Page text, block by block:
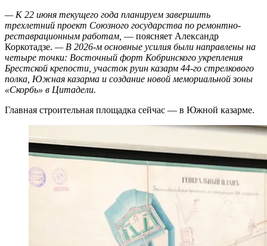
— К 22 июня текущего года планируем завершить
трехлетний проект Союзного государства по ремонтно-
реставрационным работам, — поясняет Александр
Коркотадзе. — В 2026‑м основные усилия были направлены на
четыре точки: Восточный форт Кобринского укрепления
Брестской крепости, участок руин казарм 44‑го стрелкового
полка, Южная казарма и создание новой мемориальной зоны
«Скорбь» в Цитадели.
Главная строительная площадка сейчас — в Южной казарме.